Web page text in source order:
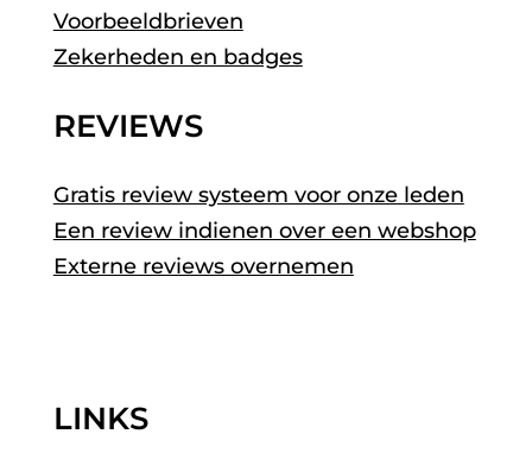
Voorbeeldbrieven
Zekerheden en badges
REVIEWS
Gratis review systeem voor onze leden
Een review indienen over een webshop
Externe reviews overnemen
LINKS